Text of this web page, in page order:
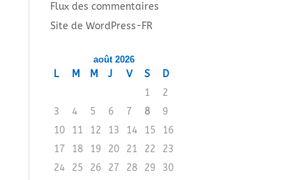
Flux des commentaires
Site de WordPress-FR
août 2026
L M M J V S
D
1
2
3
4 5 6 7 8
9
10
11 12 13 14 15
16
17
18 19 20 21 22
23
24
25 26 27 28 29
30